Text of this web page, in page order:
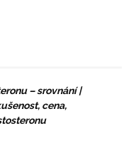
– srovnání |
cena,